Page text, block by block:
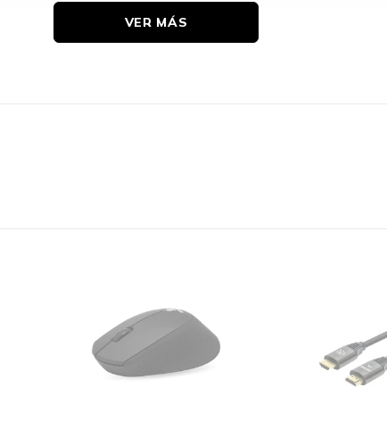
VER MÁS